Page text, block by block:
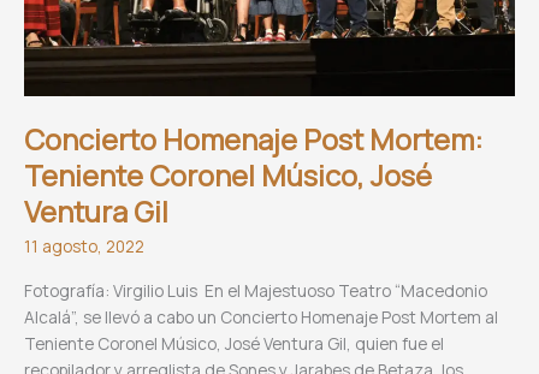
Concierto Homenaje Post Mortem:
Teniente Coronel Músico, José
Ventura Gil
11 agosto, 2022
Fotografía: Virgilio Luis En el Majestuoso Teatro “Macedonio
Alcalá”, se llevó a cabo un Concierto Homenaje Post Mortem al
Teniente Coronel Músico, José Ventura Gil, quien fue el